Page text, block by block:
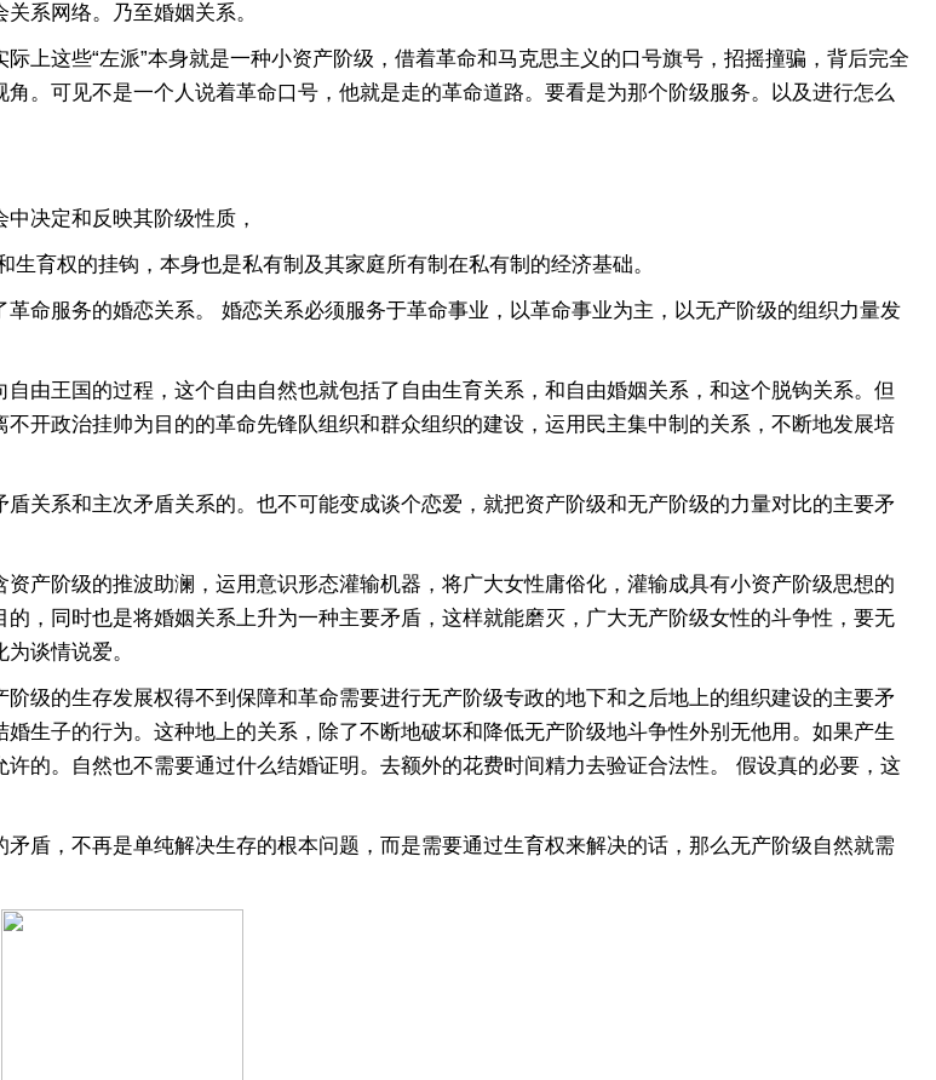
系网络。乃至婚姻关系。
这些“左派”本身就是一种小资产阶级，借着革命和马克思主义的口号旗号，招摇撞骗，背后完全
。可见不是一个人说着革命口号，他就是走的革命道路。要看是为那个阶级服务。以及进行怎么
决定和反映其阶级性质，
权的挂钩，本身也是私有制及其家庭所有制在私有制的经济基础。
服务的婚恋关系。 婚恋关系必须服务于革命事业，以革命事业为主，以无产阶级的组织力量发
王国的过程，这个自由自然也就包括了自由生育关系，和自由婚姻关系，和这个脱钩关系。但
开政治挂帅为目的的革命先锋队组织和群众组织的建设，运用民主集中制的关系，不断地发展培
系和主次矛盾关系的。也不可能变成谈个恋爱，就把资产阶级和无产阶级的力量对比的主要矛
阶级的推波助澜，运用意识形态灌输机器，将广大女性庸俗化，灌输成具有小资产阶级思想的
，同时也是将婚姻关系上升为一种主要矛盾，这样就能磨灭，广大无产阶级女性的斗争性，要无
谈情说爱。
的生存发展权得不到保障和革命需要进行无产阶级专政的地下和之后地上的组织建设的主要矛
生子的行为。这种地上的关系，除了不断地破坏和降低无产阶级地斗争性外别无他用。如果产生
的。自然也不需要通过什么结婚证明。去额外的花费时间精力去验证合法性。 假设真的必要，这
，不再是单纯解决生存的根本问题，而是需要通过生育权来解决的话，那么无产阶级自然就需